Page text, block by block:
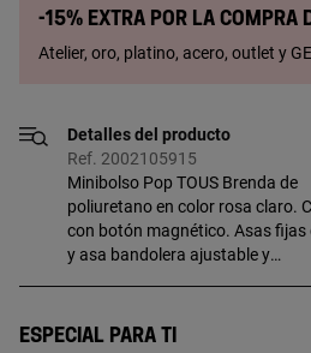
-15% extra por la compra
Atelier, oro, platino, acero, outlet y
Detalles del producto
Ref. 2002105915
Minibolso Pop TOUS Brenda de
poliuretano en color rosa claro.
con botón magnético. Asas fijas
y asa bandolera ajustable y
(alto x ancho x fondo): 20 x 16 x 7
Especial para ti